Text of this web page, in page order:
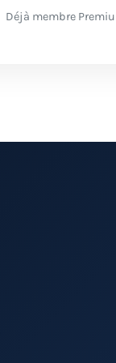
Déjà membre